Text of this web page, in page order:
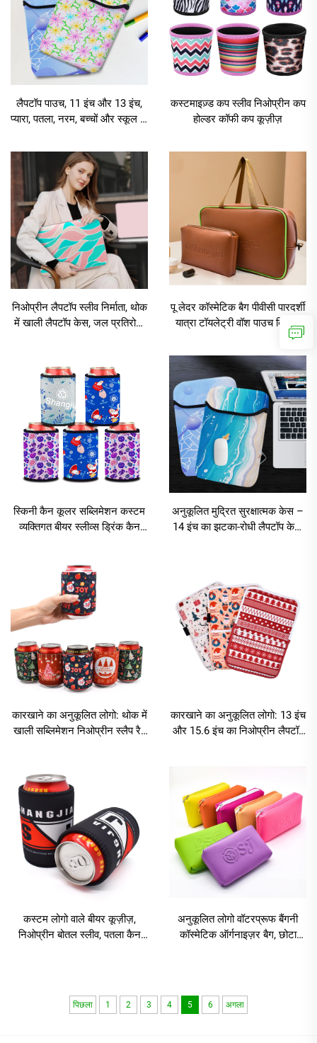
लैपटॉप पाउच, 11 इंच और 13 इंच,
प्यारा, पतला, नरम, बच्चों और स्कूल के
कस्टमाइज़्ड कप स्लीव निओप्रीन कप
होल्डर कॉफी कप कूज़ीज़
निओप्रीन लैपटॉप स्लीव निर्माता, थोक
में खाली लैपटॉप केस, जल प्रतिरोधी
पू लेदर कॉस्मेटिक बैग पीवीसी पारदर्शी
यात्रा टॉयलेट्री वॉश पाउच क्लियर
स्किनी कैन कूलर सब्लिमेशन कस्टम
व्यक्तिगत बीयर स्लीव्स ड्रिंक कैन
अनुकूलित मुद्रित सुरक्षात्मक केस –
14 इंच का झटका-रोधी लैपटॉप केस,
कारखाने का अनुकूलित लोगो: थोक में
खाली सब्लिमेशन निओप्रीन स्लैप रैप
कारखाने का अनुकूलित लोगो: 13 इंच
और 15.6 इंच का निओप्रीन लैपटॉप
कस्टम लोगो वाले बीयर कूज़ीज़,
निओप्रीन बोतल स्लीव, पतला कैन
अनुकूलित लोगो वॉटरप्रूफ बैंगनी
कॉस्मेटिक ऑर्गनाइज़र बैग, छोटा
पिछला 1 2 3 4 5 6 अगला